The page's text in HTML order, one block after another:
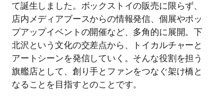
て誕生しました。ボックストイの販売に限らず、
店内メディアブースからの情報発信、個展やポッ
プアップイベントの開催など、多角的に展開。下
北沢という文化の交差点から、トイカルチャーと
アートシーンを発信していく。そんな役割を担う
旗艦店として、創り手とファンをつなぐ架け橋と
なることを目指すとのことです。